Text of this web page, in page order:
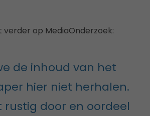
op MediaOnderzoek:
de inhoud van het
hier niet herhalen.
rustig door en oordeel